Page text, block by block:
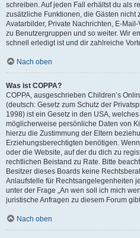
schreiben. Auf jeden Fall erhältst du als
zusätzliche Funktionen, die Gästen nicht
Avatarbilder, Private Nachrichten, E-
zu Benutzergruppen und so weiter. Wir
schnell erledigt ist und dir zahlreiche
Nach oben
Was ist COPPA?
COPPA, ausgeschrieben Children’s
(deutsch: Gesetz zum Schutz der
1998) ist ein Gesetz in den USA,
möglicherweise persönliche Daten von
hierzu die Zustimmung der Eltern
Erziehungsberechtigten benötigen.
oder die Website, auf der du dich zu
rechtlichen Beistand zu Rate. Bitte
Besitzer dieses Boards keine
Anlaufstelle für Rechtsangelegenheiten
unter der Frage „An wen soll ich mich
juristische Anfragen zu diesem Forum
Nach oben